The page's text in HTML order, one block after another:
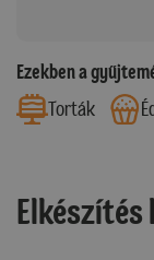
Ezekben a
Torták